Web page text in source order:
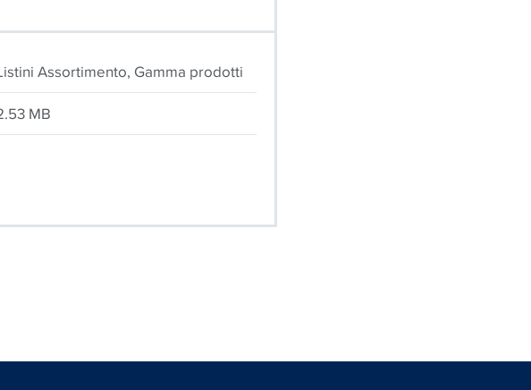
Assortimento, Gamma prodotti
MB